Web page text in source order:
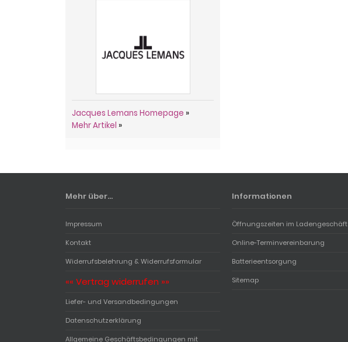
Jacques Lemans Homepage »
Mehr Artikel »
Mehr über...
Impressum
Kontakt
Widerrufsbelehrung & Widerrufsformular
«« Vertrag widerrufen »»
Liefer- und Versandbedingungen
Datenschutzerklärung
Allgemeine Geschäftsbedingungen mit
Informationen
Öffnungszeiten im Ladengeschäft
Online-Terminvereinbarung
Batterieentsorgung
Sitemap